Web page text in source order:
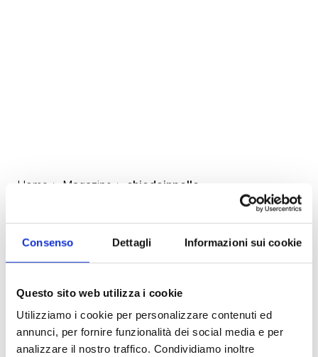
Consenso Dettagli Informazioni sui cookie
Questo sito web utilizza i cookie
Utilizziamo i cookie per personalizzare contenuti ed
annunci, per fornire funzionalità dei social media e per
analizzare il nostro traffico. Condividiamo inoltre
Home > Magazine > chiodoinpelle